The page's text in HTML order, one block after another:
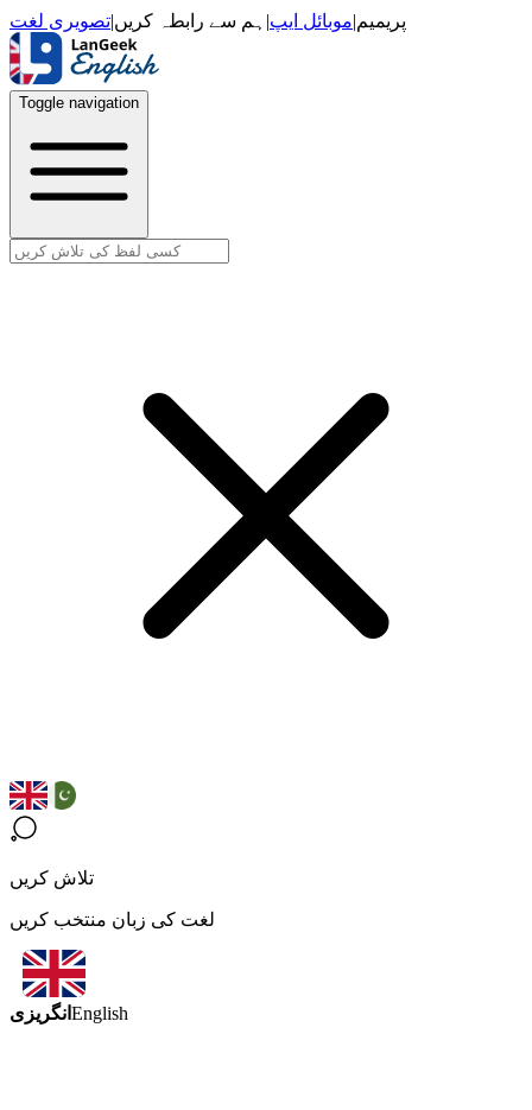
پریمیم|موبائل ایپ| ہم سے رابطہ کریں|تصویری لغت
Toggle navigation
تلاش کریں
لغت کی زبان منتخب کریں
انگریزی English